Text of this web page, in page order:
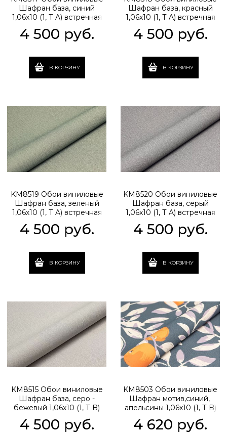
Шафран база, синий
1,06х10 (1, Т A) встречная
4 500 руб.
В КОРЗИНУ
Шафран база, красный
1,06х10 (1, Т A) встречная
4 500 руб.
В КОРЗИНУ
KM8519 Обои виниловые
Шафран база, зеленый
1,06х10 (1, Т A) встречная
4 500 руб.
В КОРЗИНУ
KM8520 Обои виниловые
Шафран база, серый
1,06х10 (1, Т A) встречная
4 500 руб.
В КОРЗИНУ
KM8515 Обои виниловые
Шафран база, серо -
бежевый 1,06х10 (1, Т B)
встречная стыковка
4 500 руб.
KM8503 Обои виниловые
Шафран мотив,синий,
апельсины 1,06х10 (1, Т B)
прямая стыковка
4 620 руб.